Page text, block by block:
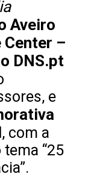
Aveiro
Center –
DNS.pt
e
, com a
“25